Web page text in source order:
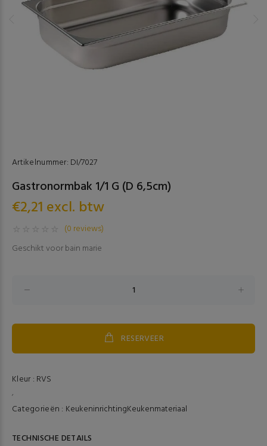
Artikelnummer: DI/7027
Gastronormbak 1/1 G (D 6,5cm)
€2,21 excl. btw
(0 reviews)
Geschikt voor bain marie
RESERVEER
Kleur : RVS
,
Categorieën : KeukeninrichtingKeukenmateriaal
TECHNISCHE DETAILS